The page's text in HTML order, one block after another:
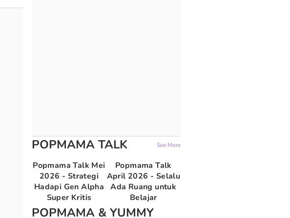
POPMAMA TALK See More
Popmama Talk Mei
2026 - Strategi
Hadapi Gen Alpha
Super Kritis
Popmama Talk
April 2026 - Selalu
Ada Ruang untuk
Belajar
POPMAMA & YUMMY